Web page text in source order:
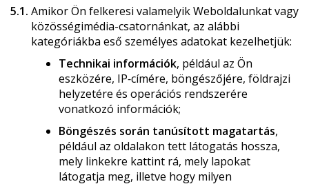
5.1. Amikor Ön felkeresi valamelyik Weboldalunkat vagy
közösségimédia-csatornánkat, az alábbi
kategóriákba eső személyes adatokat kezelhetjük:
Technikai információk, például az Ön
eszközére, IP‑címére, böngészőjére, földrajzi
helyzetére és operációs rendszerére
vonatkozó információk;
Böngészés során tanúsított magatartás,
például az oldalakon tett látogatás hossza,
mely linkekre kattint rá, mely lapokat
látogatja meg, illetve hogy milyen